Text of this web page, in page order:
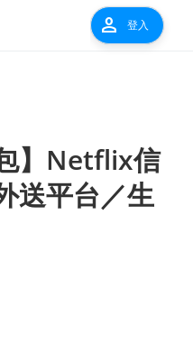
person 登入
】Netflix信
送平台／生